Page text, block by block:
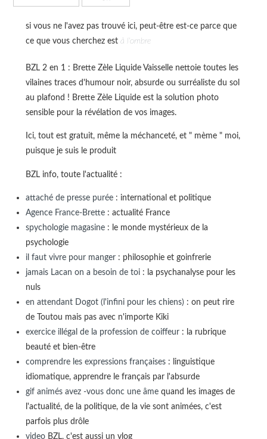
si vous ne l'avez pas trouvé ici, peut-être est-ce parce que
ce que vous cherchez est à l'ombre
BZL 2 en 1 : Brette Zèle Liquide Vaisselle nettoie toutes les
vilaines traces d'humour noir, absurde ou surréaliste du sol
au plafond ! Brette Zèle Liquide est la solution photo
sensible pour la révélation de vos images.
Ici, tout est gratuit, même la méchanceté, et " mème " moi,
puisque je suis le produit
BZL info, toute l'actualité :
attaché de presse purée: international et politique
Agence France-Brette: actualité France
spychologie magasine: le monde mystérieux de la
psychologie
il faut vivre pour manger: philosophie et goinfrerie
jamais Lacan on a besoin de toi: la psychanalyse pour les
nuls
en attendant Dogot (l'infini pour les chiens): on peut rire
de Toutou mais pas avec n'importe Kiki
exercice illégal de la profession de coiffeur: la rubrique
beauté et bien-être
comprendre les expressions françaises: linguistique
idiomatique, apprendre le français par l'absurde
gif animés avez -vous donc une âmequand les images de
l'actualité, de la politique, de la vie sont animées, c'est
parfois plus drôle
videoBZL, c'est aussi un vlog